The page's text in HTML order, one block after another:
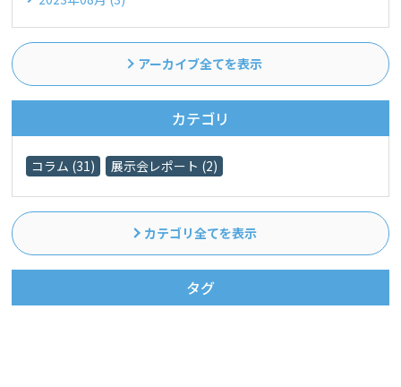
アーカイブ全てを表示
カテゴリ
コラム (31) 展示会レポート (2)
カテゴリ全てを表示
タグ